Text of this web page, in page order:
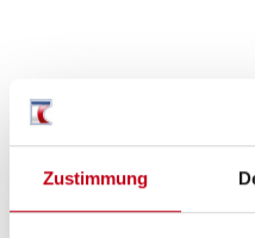
Zustimmung
Fahrradträger für 2 Räder
GFK-Dach